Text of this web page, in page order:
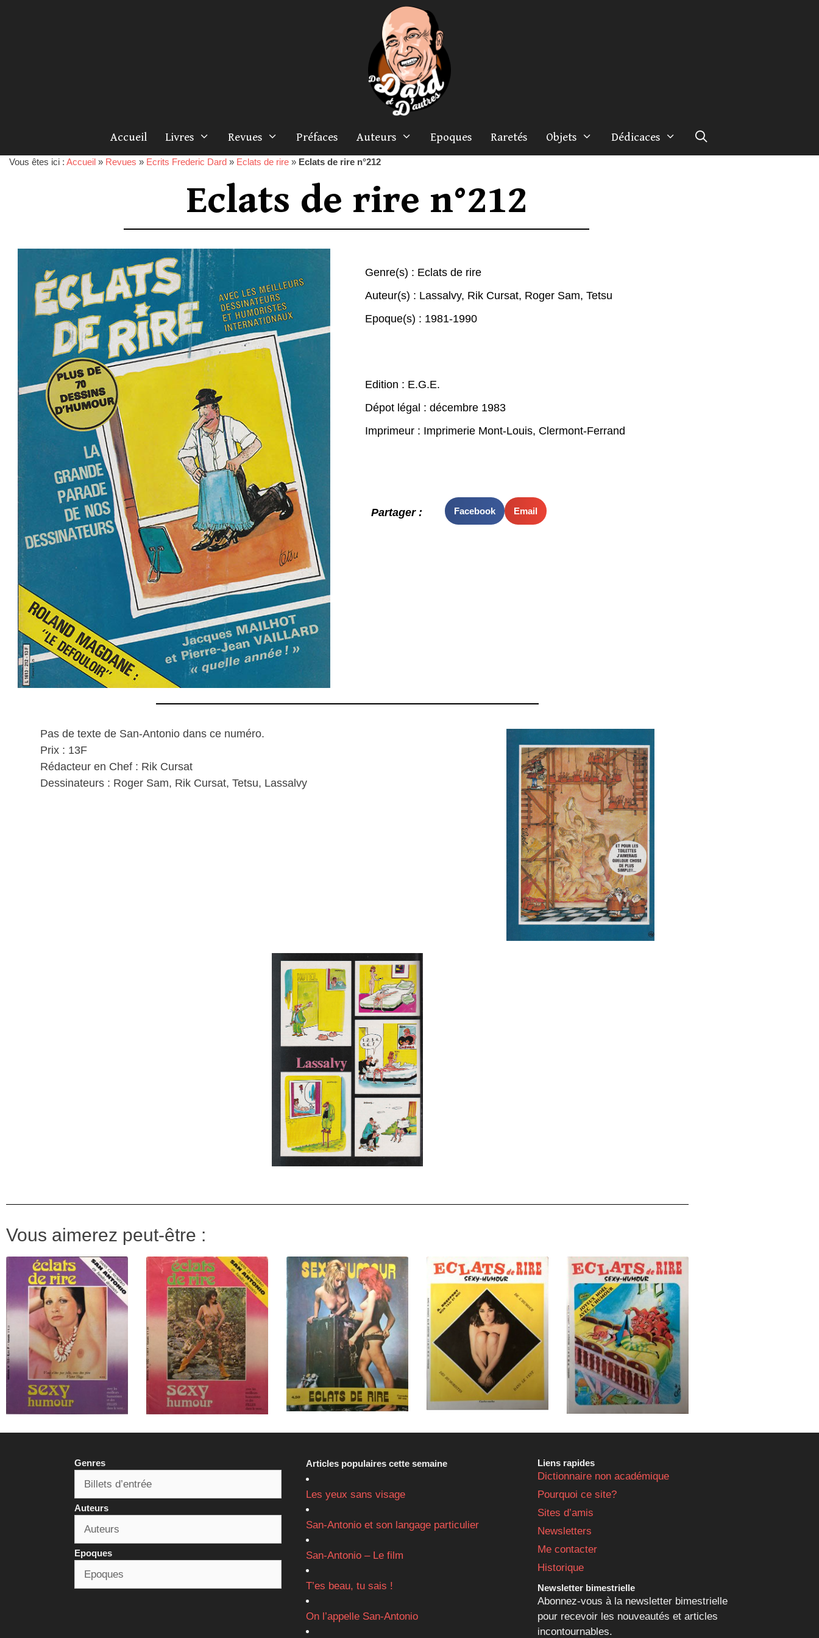
Accueil Livres Revues Préfaces Auteurs Epoques Raretés Objets Dédicaces
Vous êtes ici : Accueil » Revues » Ecrits Frederic Dard » Eclats de rire » Eclats de rire n°212
Eclats de rire n°212
Genre(s) : Eclats de rire
Auteur(s) : Lassalvy, Rik Cursat, Roger Sam, Tetsu
Epoque(s) : 1981-1990
Edition : E.G.E.
Dépot légal : décembre 1983
Imprimeur : Imprimerie Mont-Louis, Clermont-Ferrand
Partager : Facebook Email
Pas de texte de San-Antonio dans ce numéro.
Prix : 13F
Rédacteur en Chef : Rik Cursat
Dessinateurs : Roger Sam, Rik Cursat, Tetsu, Lassalvy
Vous aimerez peut-être :
Genres
Auteurs
Epoques
Articles populaires cette semaine
Les yeux sans visage
San-Antonio et son langage particulier
San-Antonio – Le film
T’es beau, tu sais !
On l’appelle San-Antonio
Liens rapides
Dictionnaire non académique
Pourquoi ce site?
Sites d’amis
Newsletters
Me contacter
Historique
Newsletter bimestrielle
Abonnez-vous à la newsletter bimestrielle
pour recevoir les nouveautés et articles
incontournables.